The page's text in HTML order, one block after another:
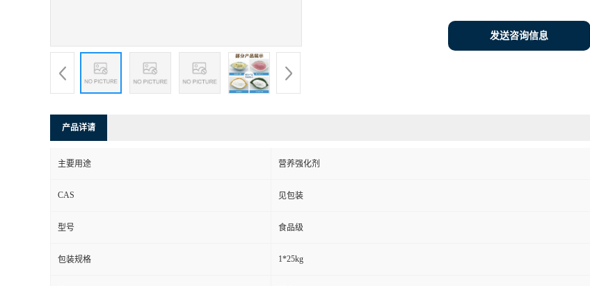
发送咨询信息
产品详请
主要用途 营养强化剂
CAS 见包装
型号 食品级
包装规格 1*25kg